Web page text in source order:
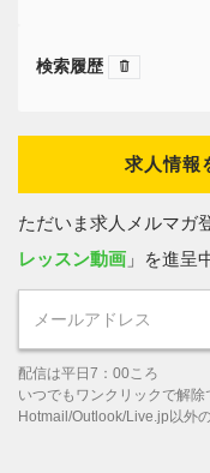
検索履歴
求人情報
ただいま求人メルマガ
レッスン動画 」を進呈
配信は平日7：00ころ
いつでもワンクリックで解除
Hotmail/Outlook/Live.jp以外